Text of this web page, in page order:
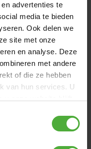
advertenties te
media te bieden
Ook delen we
site met onze
en analyse. Deze
met andere
of die ze hebben
van hun services. U
XXL X-Treme BFR
210 cm